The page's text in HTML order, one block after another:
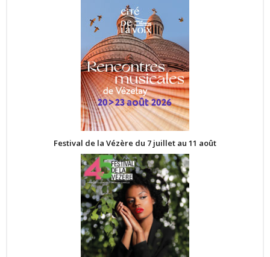
Festival de la Vézère du 7 juillet au 11 août